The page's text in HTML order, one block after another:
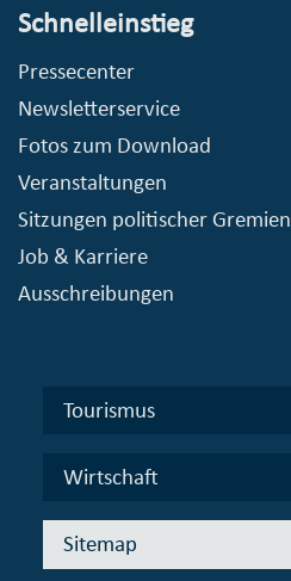
Schnelleinstieg
Pressecenter
Newsletterservice
Fotos zum Download
Veranstaltungen
Sitzungen politischer Gremien
Job & Karriere
Ausschreibungen
Tourismus
Wirtschaft
Sitemap